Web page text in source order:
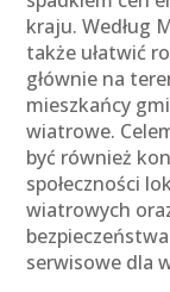
kraju. Według
także ułatwić
głównie na
mieszkańcy
wiatrowe.
być również
społeczności
wiatrowych
serwisowe dla